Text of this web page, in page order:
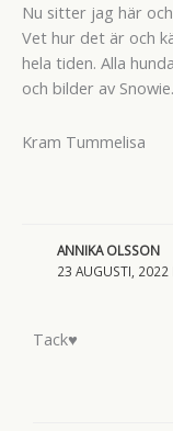
Nu sitter jag här
Vet hur det är och
hela tiden. Alla
och bilder av
Kram Tummelisa
ANNIKA OLSSON
23 AUGUSTI, 2022
Tack♥